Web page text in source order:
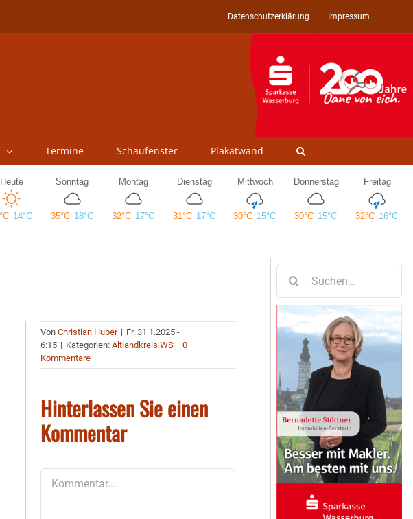
Datenschutzerklärung Impressum
Termine Schaufenster Plakatwand
VonChristian Huber | Fr. 31.1.2025 -
6:15 | Kategorien:Altlandkreis WS | 0
Kommentare
Hinterlassen Sie einen
Kommentar
nach: